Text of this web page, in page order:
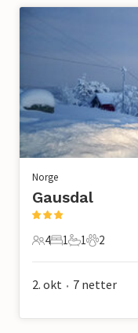
Norge
Gausdal
4 Gjester
4
1 Soverom
1
1 Bad
1
2 Kjæledyr
2
2. okt • 7 netter